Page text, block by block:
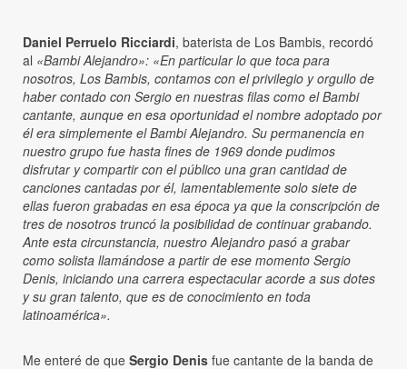
Daniel Perruelo Ricciardi, baterista de Los Bambis, recordó
al «Bambi Alejandro»: «En particular lo que toca para
nosotros, Los Bambis, contamos con el privilegio y orgullo de
haber contado con Sergio en nuestras filas como el Bambi
cantante, aunque en esa oportunidad el nombre adoptado por
él era simplemente el Bambi Alejandro. Su permanencia en
nuestro grupo fue hasta fines de 1969 donde pudimos
disfrutar y compartir con el público una gran cantidad de
canciones cantadas por él, lamentablemente solo siete de
ellas fueron grabadas en esa época ya que la conscripción de
tres de nosotros truncó la posibilidad de continuar grabando.
Ante esta circunstancia, nuestro Alejandro pasó a grabar
como solista llamándose a partir de ese momento Sergio
Denis, iniciando una carrera espectacular acorde a sus dotes
y su gran talento, que es de conocimiento en toda
latinoamérica».
Me enteré de que Sergio Denis fue cantante de la banda de